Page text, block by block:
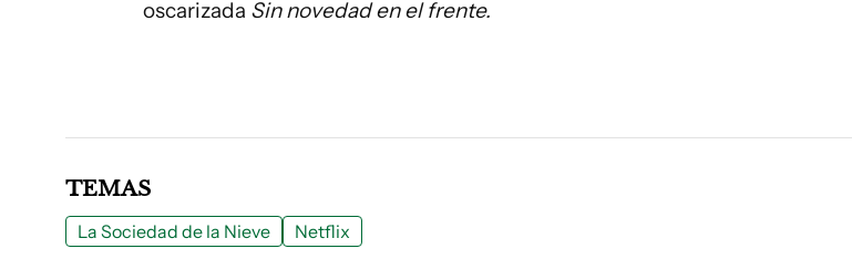
oscarizada Sin novedad en el frente.
TEMAS
La Sociedad de la Nieve Netflix